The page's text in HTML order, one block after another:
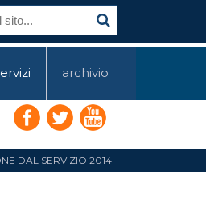
archivio
DAL SERVIZIO 2014